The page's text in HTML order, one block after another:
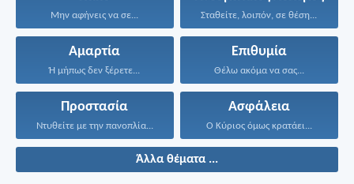
Μην αφήνεις να σε... Σταθείτε, λοιπόν, σε θέση...
Αμαρτία
Ή μήπως δεν ξέρετε...
Επιθυμία
Θέλω ακόμα να σας...
Προστασία
Ντυθείτε με την πανοπλία...
Ασφάλεια
Ο Κύριος όμως κρατάει...
Άλλα θέματα ...